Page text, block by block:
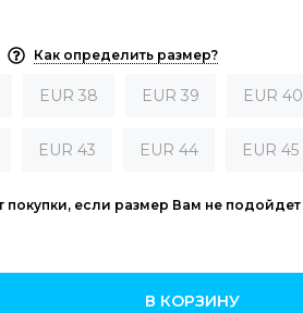
Как определить размер?
EUR 38 EUR 39 EUR 40
EUR 43 EUR 44 EUR 45
покупки, если размер Вам не подойдет
В КОРЗИНУ